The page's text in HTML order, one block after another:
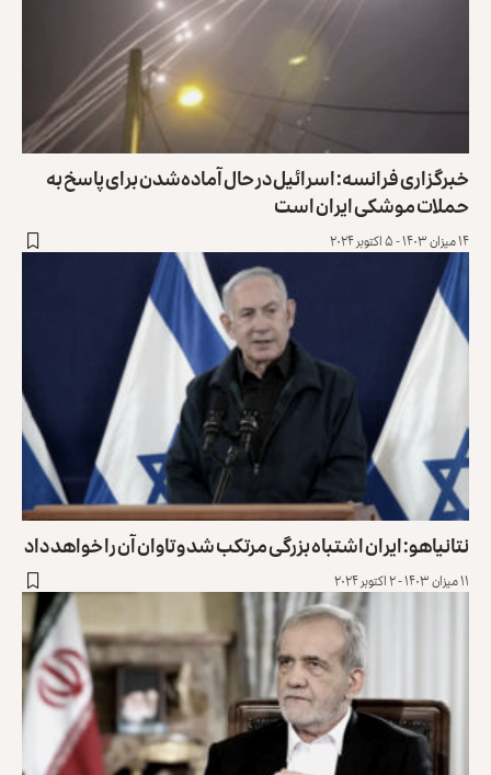
خبرگزاری فرانسه: اسرائیل در حال آماده‌شدن برای پاسخ به
حملات موشکی ایران است
۱۴ میزان ۱۴۰۳ - ۵ اکتوبر ۲۰۲۴
نتانیاهو: ایران اشتباه بزرگی مرتکب شد و تاوان آن را خواهد داد
۱۱ میزان ۱۴۰۳ - ۲ اکتوبر ۲۰۲۴